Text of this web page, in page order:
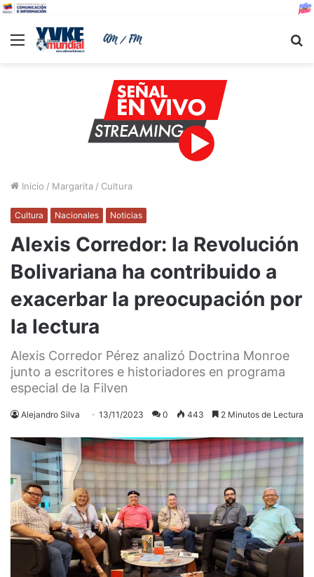
Menu
Inicio / Margarita / Cultura
Cultura Nacionales Noticias
Alexis Corredor: la Revolución
Bolivariana ha contribuido a
exacerbar la preocupación por
la lectura
Alexis Corredor Pérez analizó Doctrina Monroe
junto a escritores e historiadores en programa
especial de la Filven
Alejandro Silva 13/11/2023 0 443 2 Minutos de Lectura